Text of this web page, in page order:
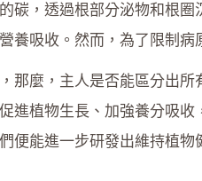
碳，透過根部分泌物和根
養吸收。然而，為了限制
那麼，主人是否能區分出
進植物生長、加強養分吸
便能進一步研發出維持植